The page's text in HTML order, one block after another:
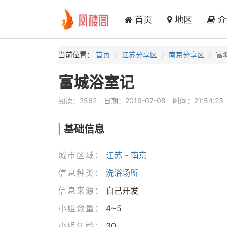
首页 地区 介
当前位置： 首页 江苏分享区 南京分享区 富
富城浴室记
阅读：2562 日期：2019-07-08 时间：21:54:23
基础信息
城市区域： 江苏 - 南京
信息种类：
洗浴场所
信息来源：
自己开发
小姐数量：
4~5